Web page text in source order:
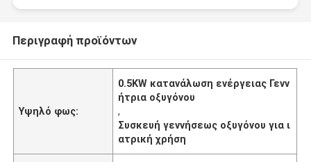
Περιγραφή προϊόντων
Υψηλό φως:
0.5KW κατανάλωση ενέργειας Γενν
ήτρια οξυγόνου
,
Συσκευή γεννήσεως οξυγόνου για ι
ατρική χρήση